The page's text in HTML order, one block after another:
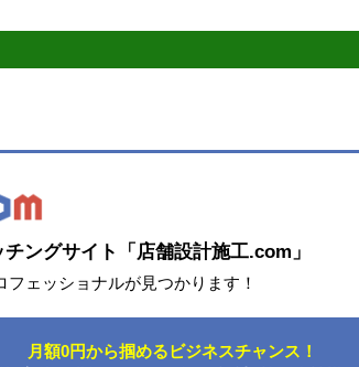
チングサイト 「店舗設計施工.com」
ェッショナルが見つかります！
月額0円から掴めるビジネスチャンス！